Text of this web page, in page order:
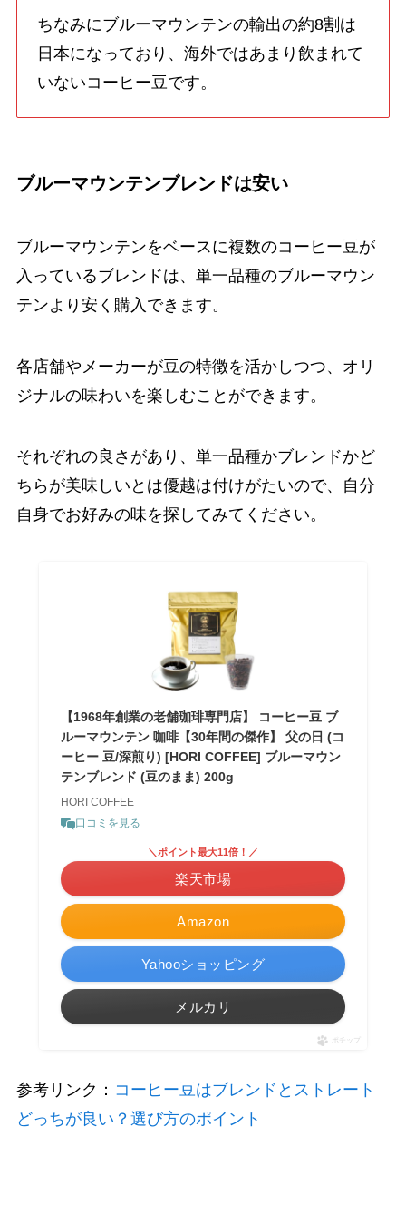
ちなみにブルーマウンテンの輸出の約8割は
日本になっており、海外ではあまり飲まれて
いないコーヒー豆です。
ブルーマウンテンブレンドは安い
ブルーマウンテンをベースに複数のコーヒー豆が
入っているブレンドは、単一品種のブルーマウン
テンより安く購入できます。
各店舗やメーカーが豆の特徴を活かしつつ、オリ
ジナルの味わいを楽しむことができます。
それぞれの良さがあり、単一品種かブレンドかど
ちらが美味しいとは優越は付けがたいので、自分
自身でお好みの味を探してみてください。
【1968年創業の老舗珈琲専門店】 コーヒー豆 ブ
ルーマウンテン 咖啡【30年間の傑作】 父の日 (コ
ーヒー 豆/深煎り) [HORI COFFEE] ブルーマウン
テンブレンド (豆のまま) 200g
HORI COFFEE
口コミを見る
Amazon
＼ポイント最大11倍！／
楽天市場
Yahooショッピング
メルカリ
ポチップ
参考リンク： コーヒー豆はブレンドとストレート
どっちが良い？選び方のポイント